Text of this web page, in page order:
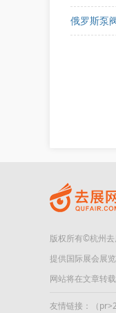
俄罗斯泵
版权所有©杭州
提供国际展会展
网站将在文章转
友情链接：（